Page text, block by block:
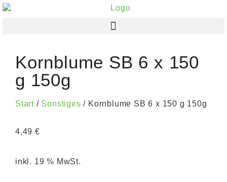
Kornblume SB 6 x 150
g 150g
Start / Sonstiges / Kornblume SB 6 x 150 g 150g
4,49 €
inkl. 19 % MwSt.